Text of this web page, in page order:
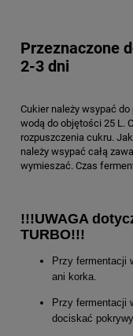
Przeznaczone
2-3 dni
Cukier należy wsypać
wodą do objętości 25 L.
rozpuszczenia cukru.
należy wsypać całą
wymieszać. Czas
!!!UWAGA
TURBO!!!
Przy fermentacji
ani korka.
Przy fermentacji
dociskać